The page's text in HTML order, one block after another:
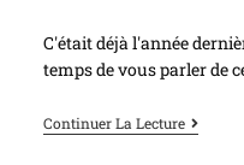
C'était déjà l'année
temps de vous parler de
Continuer La Lecture